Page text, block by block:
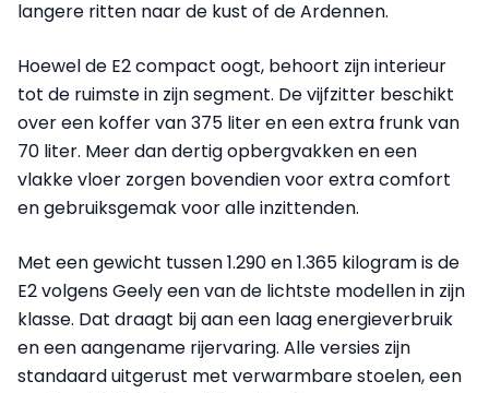
langere ritten naar de kust of de Ardennen.
Hoewel de E2 compact oogt, behoort zijn interieur
tot de ruimste in zijn segment. De vijfzitter beschikt
over een koffer van 375 liter en een extra frunk van
70 liter. Meer dan dertig opbergvakken en een
vlakke vloer zorgen bovendien voor extra comfort
en gebruiksgemak voor alle inzittenden.
Met een gewicht tussen 1.290 en 1.365 kilogram is de
E2 volgens Geely een van de lichtste modellen in zijn
klasse. Dat draagt bij aan een laag energieverbruik
en een aangename rijervaring. Alle versies zijn
standaard uitgerust met verwarmbare stoelen, een